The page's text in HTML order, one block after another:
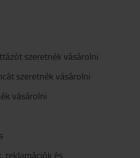
szeretnék vásárolni
szeretnék vásárolni
vásárolni
reklamációk és